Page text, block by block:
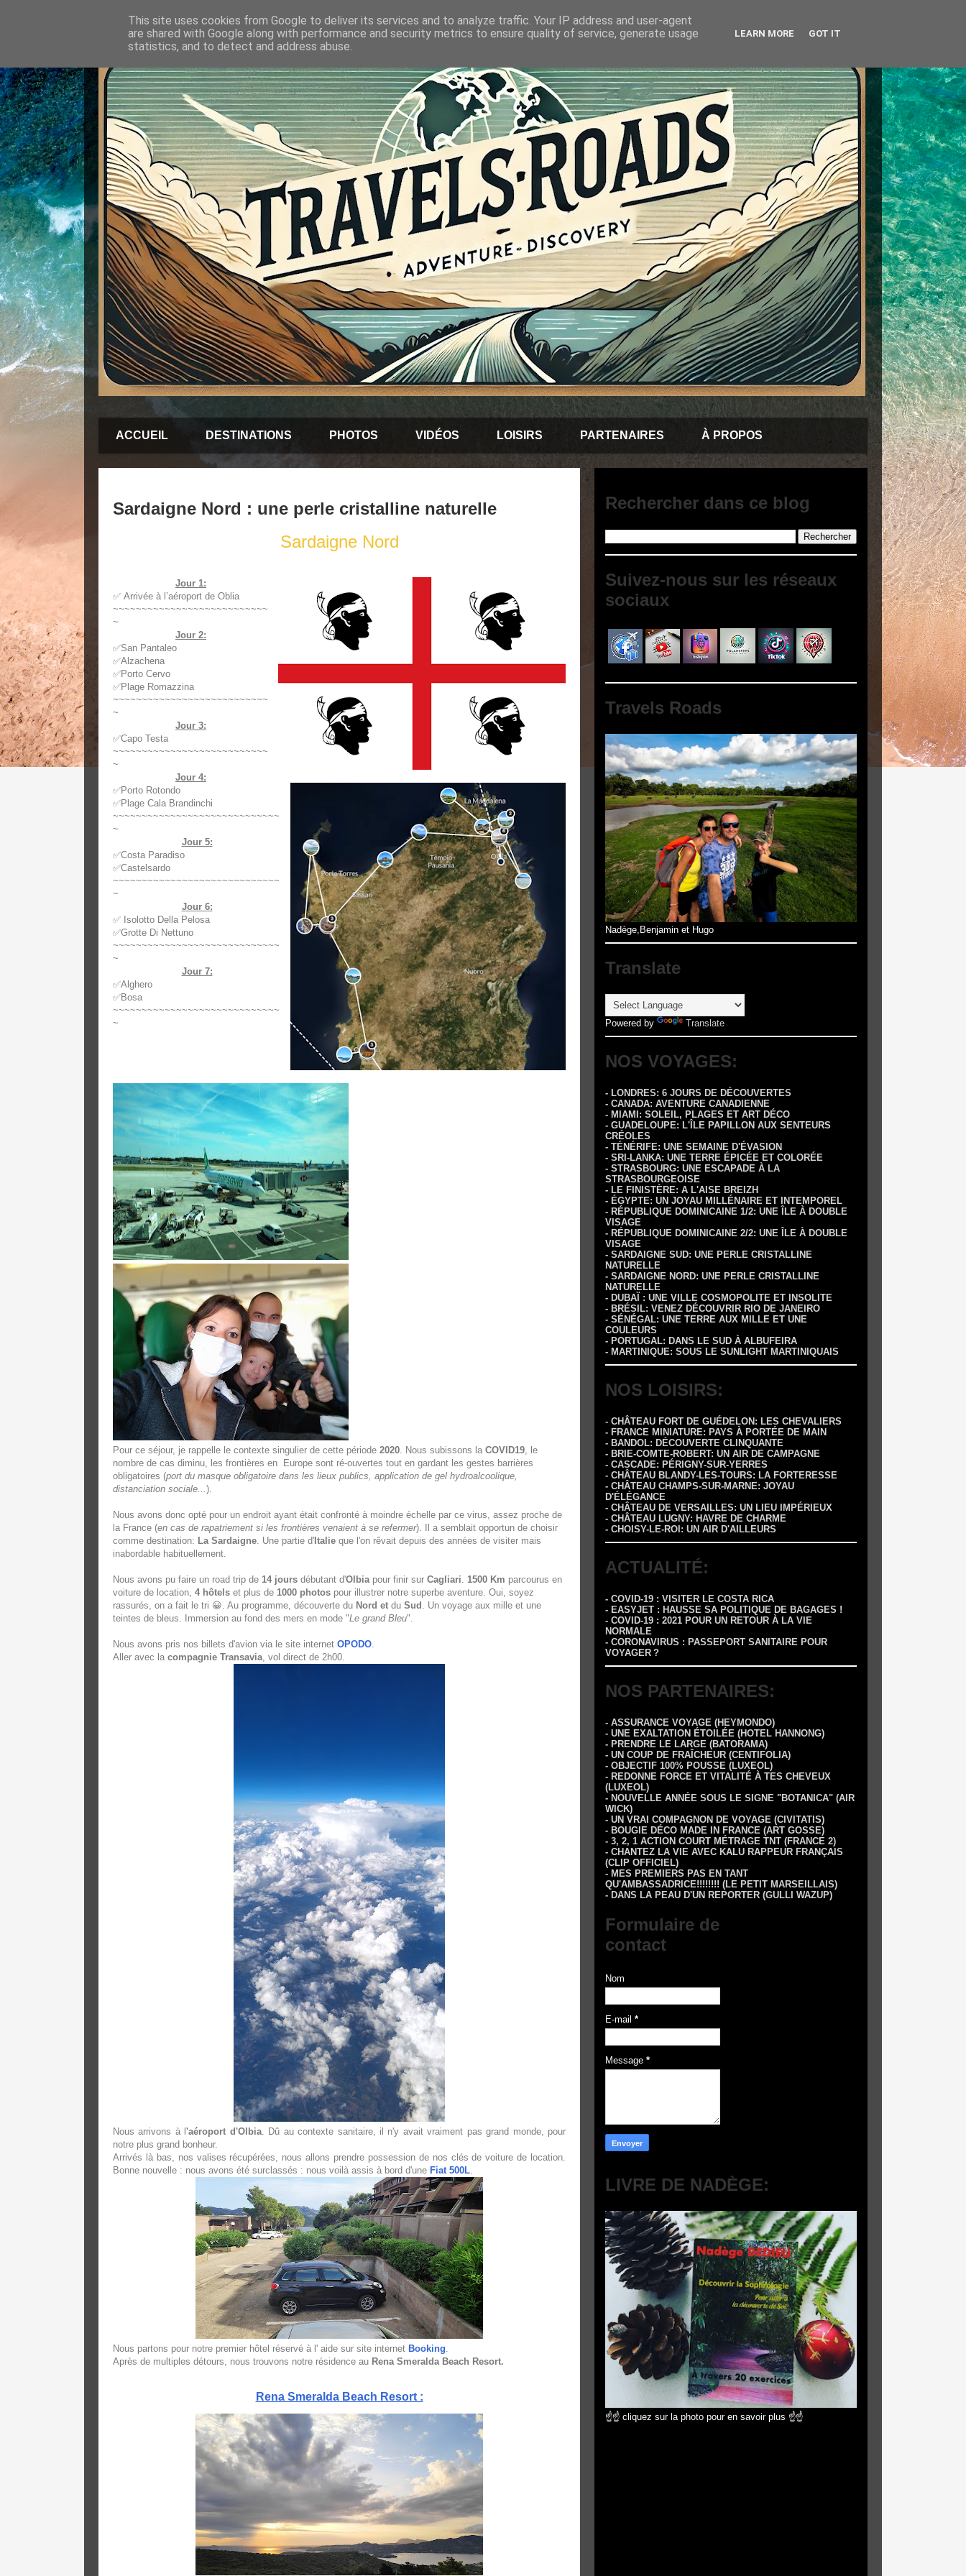
ACCUEIL DESTINATIONS PHOTOS VIDÉOS LOISIRS PARTENAIRES À PROPOS
Sardaigne Nord : une perle cristalline naturelle
Sardaigne Nord
Jour 1:
✅ Arrivée à l’aéroport de Oblia
~~~~~~~~~~~~~~~~~~~~~~~~~~~
~
Jour 2:
✅San Pantaleo
✅Alzachena
✅Porto Cervo
✅Plage Romazzina
~~~~~~~~~~~~~~~~~~~~~~~~~~~
~
Jour 3:
✅Capo Testa
~~~~~~~~~~~~~~~~~~~~~~~~~~~
~
Jour 4:
✅Porto Rotondo
✅Plage Cala Brandinchi
~~~~~~~~~~~~~~~~~~~~~~~~~~~~~
~
Jour 5:
✅Costa Paradiso
✅Castelsardo
~~~~~~~~~~~~~~~~~~~~~~~~~~~~~
~
Jour 6:
✅ Isolotto Della Pelosa
✅Grotte Di Nettuno
~~~~~~~~~~~~~~~~~~~~~~~~~~~~~
~
Jour 7:
✅Alghero
✅Bosa
~~~~~~~~~~~~~~~~~~~~~~~~~~~~~
~
Pour ce séjour, je rappelle le contexte singulier de cette période 2020. Nous subissons la COVID19, le
nombre de cas diminu, les frontières en Europe sont ré-ouvertes tout en gardant les gestes barrières
obligatoires (port du masque obligatoire dans les lieux publics, application de gel hydroalcoolique,
distanciation sociale...).
Nous avons donc opté pour un endroit ayant était confronté à moindre échelle par ce virus, assez proche de
la France (en cas de rapatriement si les frontières venaient à se refermer). Il a semblait opportun de choisir
comme destination: La Sardaigne. Une partie d' Italie que l'on rêvait depuis des années de visiter mais
inabordable habituellement.
Nous avons pu faire un road trip de 14 jours débutant d'Olbiapour finir sur Cagliari. 1500 Km parcourus en
voiture de location, 4 hôtels et plus de 1000 photos pour illustrer notre superbe aventure. Oui, soyez
rassurés, on a fait le tri 😀. Au programme, découverte du Nord et du Sud . Un voyage aux mille et une
teintes de bleus. Immersion au fond des mers en mode "Le grand Bleu".
Nous avons pris nos billets d'avion via le site internet OPODO.
Aller avec la compagnie Transavia, vol direct de 2h00.
Nous arrivons à l'aéroport d'Olbia. Dû au contexte sanitaire, il n'y avait vraiment pas grand monde, pour
notre plus grand bonheur.
Arrivés là bas, nos valises récupérées, nous allons prendre possession de nos clés de voiture de location.
Bonne nouvelle : nous avons été surclassés : nous voilà assis à bord d'une Fiat 500L.
Nous partons pour notre premier hôtel réservé à l' aide sur site internet Booking.
Après de multiples détours, nous trouvons notre résidence au Rena Smeralda Beach Resort.
Rena Smeralda Beach Resort :
Rechercher dans ce blog
Suivez-nous sur les réseaux
sociaux
Travels Roads
Nadège,Benjamin et Hugo
Translate
Powered by Translate
NOS VOYAGES:
- LONDRES: 6 JOURS DE DÉCOUVERTES
- CANADA: AVENTURE CANADIENNE
- MIAMI: SOLEIL, PLAGES ET ART DÉCO
- GUADELOUPE: L'ÎLE PAPILLON AUX SENTEURS
CRÉOLES
- TÉNÉRIFE: UNE SEMAINE D'ÉVASION
- SRI-LANKA: UNE TERRE ÉPICÉE ET COLORÉE
- STRASBOURG: UNE ESCAPADE À LA
STRASBOURGEOISE
- LE FINISTÈRE: A L'AISE BREIZH
- ÉGYPTE: UN JOYAU MILLÉNAIRE ET INTEMPOREL
- RÉPUBLIQUE DOMINICAINE 1/2: UNE ÎLE À DOUBLE
VISAGE
- RÉPUBLIQUE DOMINICAINE 2/2: UNE ÎLE À DOUBLE
VISAGE
- SARDAIGNE SUD: UNE PERLE CRISTALLINE
NATURELLE
- SARDAIGNE NORD: UNE PERLE CRISTALLINE
NATURELLE
- DUBAÏ : UNE VILLE COSMOPOLITE ET INSOLITE
- BRÉSIL: VENEZ DÉCOUVRIR RIO DE JANEIRO
- SÉNÉGAL: UNE TERRE AUX MILLE ET UNE
COULEURS
- PORTUGAL: DANS LE SUD À ALBUFEIRA
- MARTINIQUE: SOUS LE SUNLIGHT MARTINIQUAIS
NOS LOISIRS:
- CHÂTEAU FORT DE GUÉDELON: LES CHEVALIERS
- FRANCE MINIATURE: PAYS À PORTÉE DE MAIN
- BANDOL: DÉCOUVERTE CLINQUANTE
- BRIE-COMTE-ROBERT: UN AIR DE CAMPAGNE
- CASCADE: PÉRIGNY-SUR-YERRES
- CHÂTEAU BLANDY-LES-TOURS: LA FORTERESSE
- CHÂTEAU CHAMPS-SUR-MARNE: JOYAU
D'ÉLÉGANCE
- CHÂTEAU DE VERSAILLES: UN LIEU IMPÉRIEUX
- CHÂTEAU LUGNY: HAVRE DE CHARME
- CHOISY-LE-ROI: UN AIR D'AILLEURS
ACTUALITÉ:
- COVID-19 : VISITER LE COSTA RICA
- EASYJET : HAUSSE SA POLITIQUE DE BAGAGES !
- COVID-19 : 2021 POUR UN RETOUR À LA VIE
NORMALE
- CORONAVIRUS : PASSEPORT SANITAIRE POUR
VOYAGER ?
NOS PARTENAIRES:
- ASSURANCE VOYAGE (HEYMONDO)
- UNE EXALTATION ÉTOILÉE (HOTEL HANNONG)
- PRENDRE LE LARGE (BATORAMA)
- UN COUP DE FRAÎCHEUR (CENTIFOLIA)
- OBJECTIF 100% POUSSE (LUXEOL)
- REDONNE FORCE ET VITALITÉ À TES CHEVEUX
(LUXEOL)
- NOUVELLE ANNÉE SOUS LE SIGNE "BOTANICA" (AIR
WICK)
- UN VRAI COMPAGNON DE VOYAGE (CIVITATIS)
- BOUGIE DÉCO MADE IN FRANCE (ART GOSSE)
- 3, 2, 1 ACTION COURT MÉTRAGE TNT (FRANCE 2)
- CHANTEZ LA VIE AVEC KALU RAPPEUR FRANÇAIS
(CLIP OFFICIEL)
- MES PREMIERS PAS EN TANT
QU'AMBASSADRICE!!!!!!!! (LE PETIT MARSEILLAIS)
- DANS LA PEAU D'UN REPORTER (GULLI WAZUP)
Formulaire de
contact
Nom
E-mail *
Message *
LIVRE DE NADÈGE:
☝☝ cliquez sur la photo pour en savoir plus ☝☝
This site uses cookies from Google to deliver its services and to analyze traffic. Your IP address and user-agent
are shared with Google along with performance and security metrics to ensure quality of service, generate usage
statistics, and to detect and address abuse.
LEARN MORE GOT IT